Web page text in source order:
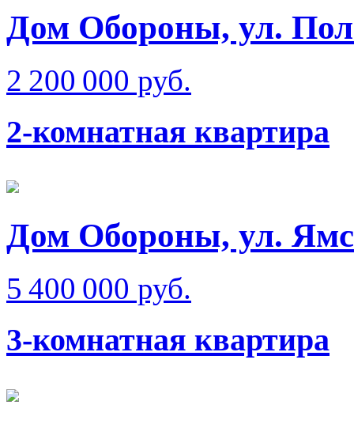
Дом Обороны, ул.
2 200 000 руб.
2-комнатная квартира
Дом Обороны, ул.
5 400 000 руб.
3-комнатная квартира